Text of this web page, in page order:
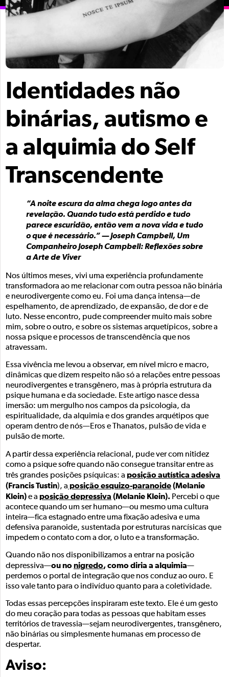
Identidades não
binárias, autismo e
a alquimia do Self
Transcendente
“A noite escura da alma chega logo antes da
revelação. Quando tudo está perdido e tudo
parece escuridão, então vem a nova vida e tudo
o que é necessário.” — Joseph Campbell, Um
Companheiro Joseph Campbell: Reflexões sobre
a Arte de Viver
Nos últimos meses, vivi uma experiência profundamente
transformadora ao me relacionar com outra pessoa não binária
e neurodivergente como eu. Foi uma dança intensa—de
espelhamento, de aprendizado, de expansão, de dor e de
luto. Nesse encontro, pude compreender muito mais sobre
mim, sobre o outro, e sobre os sistemas arquetípicos, sobre a
nossa psique e processos de transcendência que nos
atravessam.
Essa vivência me levou a observar, em nível micro e macro,
dinâmicas que dizem respeito não só a relações entre pessoas
neurodivergentes e transgênero, mas à própria estrutura da
psique humana e da sociedade. Este artigo nasce dessa
imersão: um mergulho nos campos da psicologia, da
espiritualidade, da alquimia e dos grandes arquétipos que
operam dentro de nós—Eros e Thanatos, pulsão de vida e
pulsão de morte.
A partir dessa experiência relacional, pude ver com nitidez
como a psique sofre quando não consegue transitar entre as
três grandes posições psíquicas: a posição autística adesiva
(Francis Tustin), a posição esquizo-paranoide(Melanie
Klein)e a posição depressiva (Melanie Klein). Percebi o que
acontece quando um ser humano—ou mesmo uma cultura
inteira—fica estagnado entre uma fixação adesiva e uma
defensiva paranoide, sustentada por estruturas narcísicas que
impedem o contato com a dor, o luto e a transformação.
Quando não nos disponibilizamos a entrar na posição
depressiva—ou nonigredo, como diria a alquimia—
perdemos o portal de integração que nos conduz ao ouro. E
isso vale tanto para o indivíduo quanto para a coletividade.
Todas essas percepções inspiraram este texto. Ele é um gesto
do meu coração para todas as pessoas que habitam esses
territórios de travessia—sejam neurodivergentes, transgênero,
não binárias ou simplesmente humanas em processo de
despertar.
Aviso: